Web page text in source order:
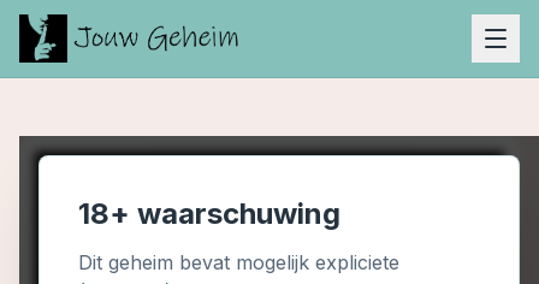
18+ waarschuwing
Dit geheim bevat mogelijk expliciete